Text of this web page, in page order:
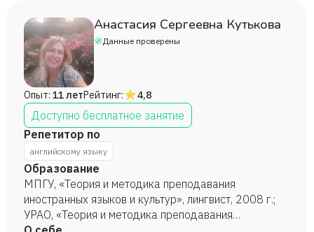
английского и французского языков,
преподаватель РКИ, с 2020 г. — по настоящее
время
Анастасия Сергеевна Кутькова
Данные проверены
Опыт: 11 летРейтинг: 4,8
Доступно бесплатное занятие
Репетитор по
английскому языку
Образование
МПГУ, «Теория и методика преподавания
иностранных языков и культур», лингвист, 2008 г.;
УРАО, «Теория и методика преподавания